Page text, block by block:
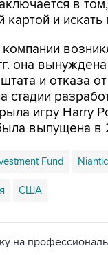
и отказа
стадии
игру Harry
выпущена в
Fund Niantic
США
рассылку главных